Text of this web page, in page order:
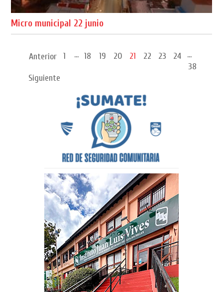
Micro municipal 22 junio
Anterior 1 ... 18 19 20 21 22 23 24
...
38
Siguiente